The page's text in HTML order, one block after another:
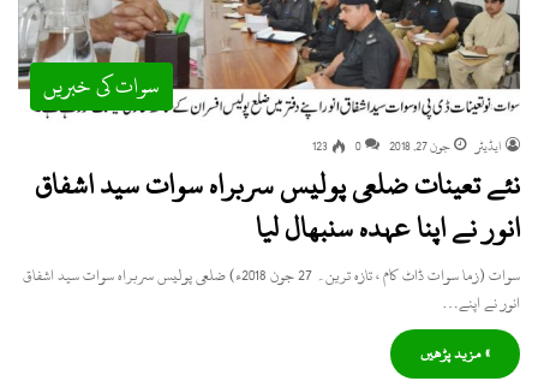
سوات کی خبریں
ایڈیٹر جون 27, 2018 0
123
نئے تعینات ضلعی پولیس سربراہ سوات سید اشفاق
انور نے اپنا عہدہ سنبھال لیا
سوات (زما سوات ڈاٹ کام ، تازہ ترین۔ 27 جون 2018ء) ضلعی پولیس سربراہ سوات سید اشفاق
انور نے اپنے…
» مزید پڑھیں